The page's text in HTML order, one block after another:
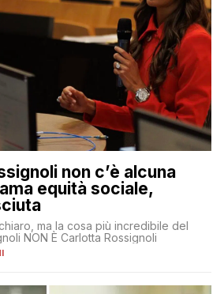
non c’è alcuna
equità sociale,
ma la cosa più incredibile del
NON È Carlotta Rossignoli